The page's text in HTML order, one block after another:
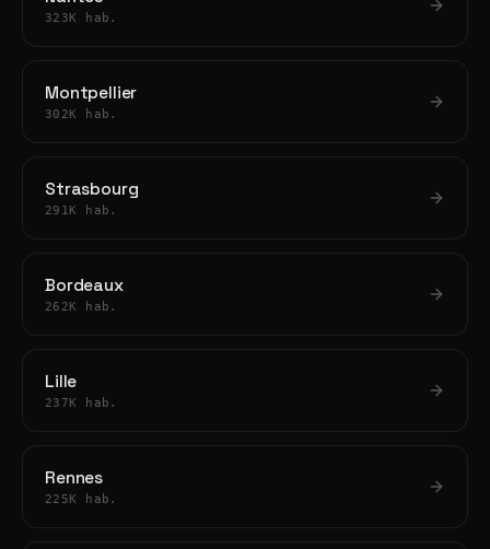
323K hab.
Montpellier
302K hab.
Strasbourg
291K hab.
Bordeaux
262K hab.
Lille
237K hab.
Rennes
225K hab.